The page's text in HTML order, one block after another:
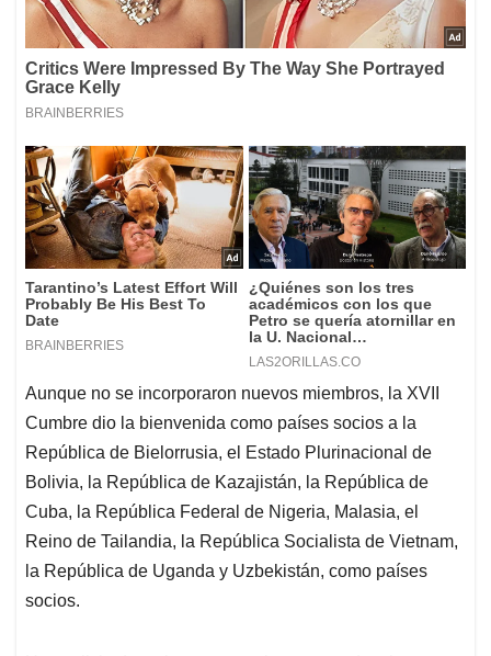
Aunque no se incorporaron nuevos miembros, la XVII
Cumbre dio la bienvenida como países socios a la
República de Bielorrusia, el Estado Plurinacional de
Bolivia, la República de Kazajistán, la República de
Cuba, la República Federal de Nigeria, Malasia, el
Reino de Tailandia, la República Socialista de Vietnam,
la República de Uganda y Uzbekistán, como países
socios.